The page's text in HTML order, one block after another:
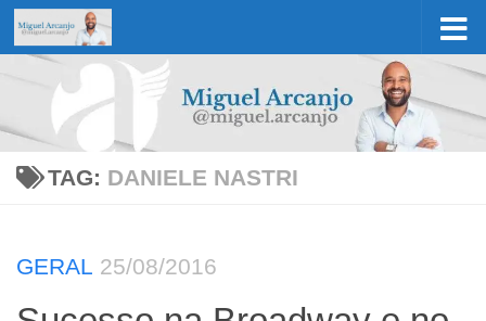
Skip to content
TAG: DANIELE NASTRI
GERAL 25/08/2016